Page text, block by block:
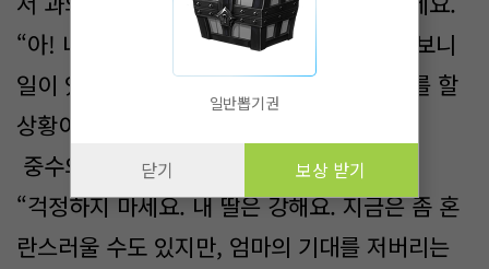
“아! 네… 무슨 일인지는 모르겠지만, 와서 보니
일이 있어 보이긴 했습니다. 그런데… 공부를 할
상황이 아닌 것 같은데요.”
중수의 눈은 정혜를 향해있었다.
“걱정하지 마세요. 내 딸은 강해요. 지금은 좀 혼
란스러울 수도 있지만, 엄마의 기대를 저버리는
일반뽑기권
닫기 보상 받기